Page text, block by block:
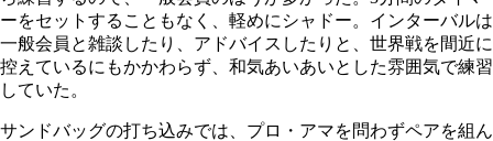
ーをセットすることもなく、軽めにシャドー。インターバルは
一般会員と雑談したり、アドバイスしたりと、世界戦を間近に
控えているにもかかわらず、和気あいあいとした雰囲気で練習
していた。
サンドバッグの打ち込みでは、プロ・アマを問わずペアを組ん